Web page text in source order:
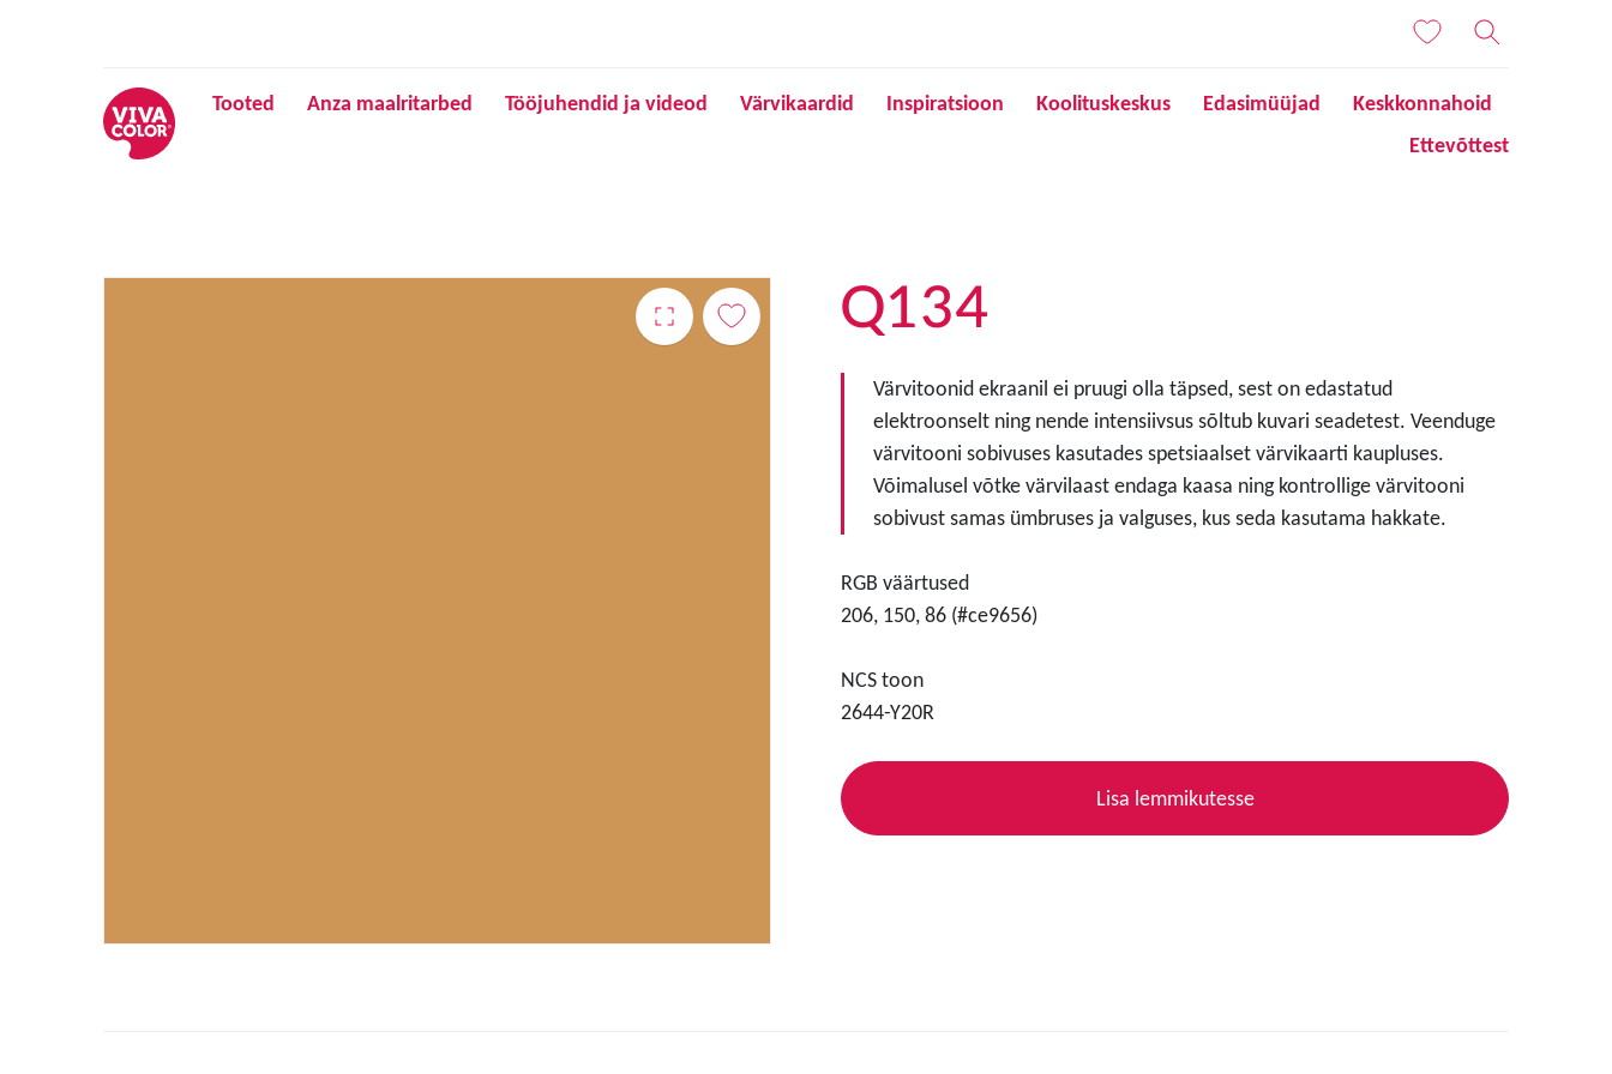
Tooted Anza maalritarbed Tööjuhendid ja videod Värvikaardid Inspiratsioon Koolituskeskus Edasimüüjad
Keskkonnahoid
Ettevõttest
Q134
Värvitoonid ekraanil ei pruugi olla täpsed, sest on edastatud
elektroonselt ning nende intensiivsus sõltub kuvari seadetest. Veenduge
värvitooni sobivuses kasutades spetsiaalset värvikaarti kaupluses.
Võimalusel võtke värvilaast endaga kaasa ning kontrollige värvitooni
sobivust samas ümbruses ja valguses, kus seda kasutama hakkate.
RGB väärtused
206, 150, 86 (#ce9656)
NCS toon
2644-Y20R
Lisa lemmikutesse